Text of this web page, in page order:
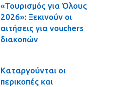
«Τουρισμός για Όλους
2026»: Ξεκινούν οι
αιτήσεις για vouchers
διακοπών
Καταργούνται οι
περικοπές και